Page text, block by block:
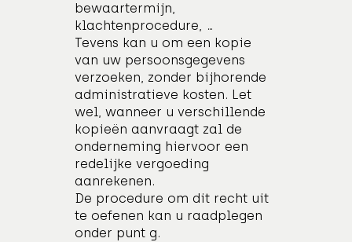
bewaartermijn,
klachtenprocedure, …
Tevens kan u om een kopie
van uw persoonsgegevens
verzoeken, zonder bijhorende
administratieve kosten. Let
wel, wanneer u verschillende
kopieën aanvraagt zal de
onderneming hiervoor een
redelijke vergoeding
aanrekenen.
De procedure om dit recht uit
te oefenen kan u raadplegen
onder punt g.